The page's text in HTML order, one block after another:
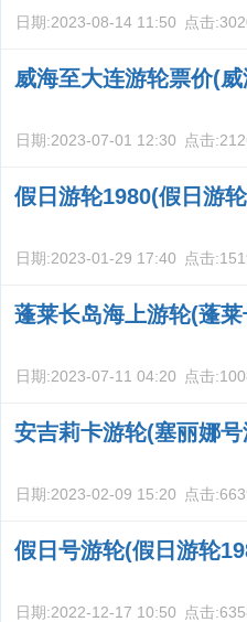
日期:2023-08-14 11:50 点击:
威海至大连游轮票价(
日期:2023-07-01 12:30 点击:
假日游轮1980(假日游
日期:2023-01-29 17:40 点击:
蓬莱长岛海上游轮(蓬
日期:2023-07-11 04:20 点击:
安吉莉卡游轮(塞丽娜号
日期:2023-02-09 15:20 点击:
假日号游轮(假日游轮
日期:2022-12-17 10:50 点击: